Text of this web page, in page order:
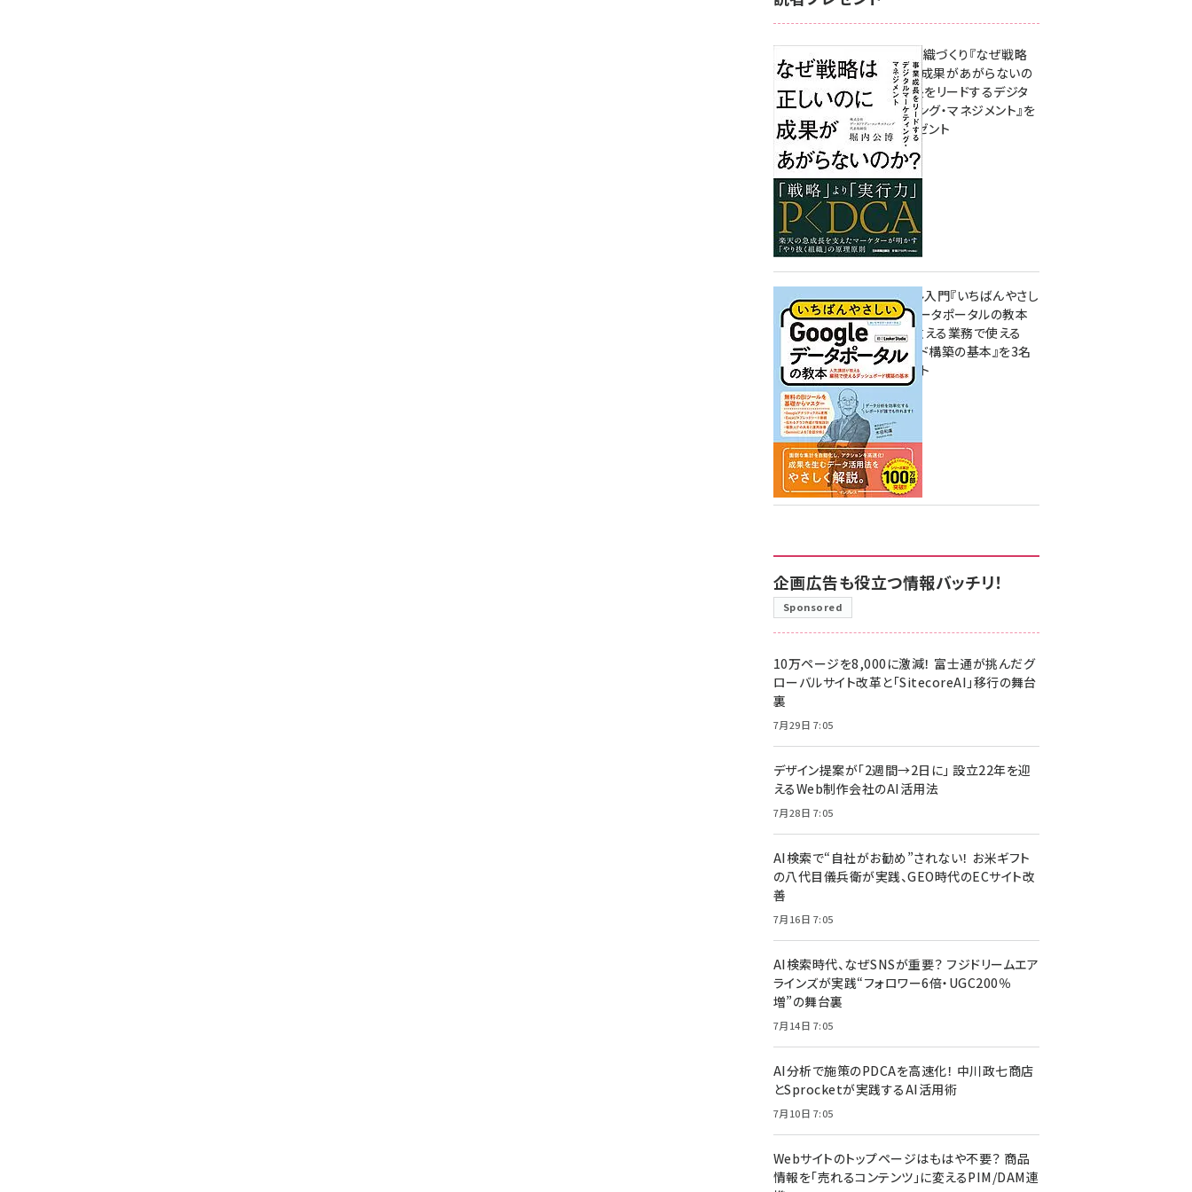
成果を生む組織づくり『なぜ戦略
は正しいのに成果があがらないの
か？ 事業成長をリードするデジタ
ルマーケティング・マネジメント』を
3名様にプレゼント
8月7日 10:00
無料BIツール入門『いちばんやさし
いGoogleデータポータルの教本
人気講師が教える業務で使える
ダッシュボード構築の基本』を3名
様にプレゼント
7月31日 10:00
企画広告も役立つ情報バッチリ！
Sponsored
10万ページを8,000に激減！ 富士通が挑んだグ
ローバルサイト改革と「SitecoreAI」移行の舞台
裏
7月29日 7:05
デザイン提案が「2週間→2日に」 設立22年を迎
えるWeb制作会社のAI活用法
7月28日 7:05
AI検索で“自社がお勧め”されない！ お米ギフト
の八代目儀兵衛が実践、GEO時代のECサイト改
善
7月16日 7:05
AI検索時代、なぜSNSが重要？ フジドリームエア
ラインズが実践“フォロワー6倍・UGC200％
増”の舞台裏
7月14日 7:05
AI分析で施策のPDCAを高速化！ 中川政七商店
とSprocketが実践するAI活用術
7月10日 7:05
Webサイトのトップページはもはや不要？ 商品
情報を「売れるコンテンツ」に変えるPIM/DAM連